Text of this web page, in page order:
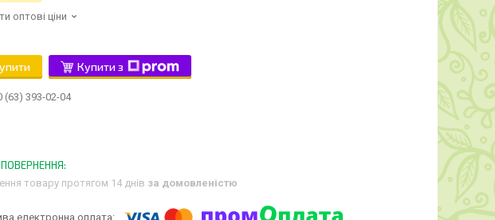
оптові ціни
Купити з
(63) 393-02-04
товару протягом 14 днів за домовленістю